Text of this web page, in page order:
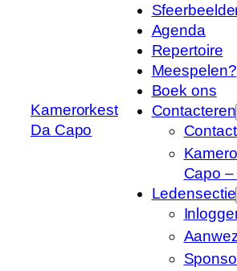
Kamerorkest
Da Capo
Agenda
Repertoire
Meespelen?
Boek ons
Contacteren
Capo
Ledensectie